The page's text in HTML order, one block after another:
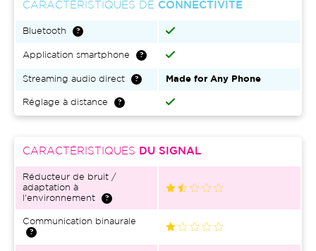
CARACTÉRISTIQUES DE CONNECTIVITÉ
Bluetooth
Application smartphone
Streaming audio direct Made for Any Phone
Réglage à distance
CARACTÉRISTIQUES DU SIGNAL
Réducteur de bruit /
adaptation à
l'environnement
Communication binaurale